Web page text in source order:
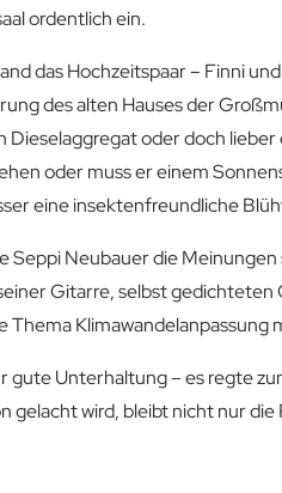
ordentlich ein.
das Hochzeitspaar – Finni
des alten Hauses der
Dieselaggregat oder doch
oder muss er einem
eine insektenfreundliche
Seppi Neubauer die
Gitarre, selbst
Thema
gute Unterhaltung – es regte
gelacht wird, bleibt nicht nur